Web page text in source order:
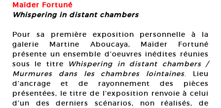
Maïder Fortuné
Whispering in distant chambers
Pour sa première exposition personnelle à la
galerie Martine Aboucaya, Maïder Fortuné
présente un ensemble d’oeuvres inédites réunies
sous le titre Whispering in distant chambers /
Murmures dans les chambres lointaines. Lieu
d’ancrage et de rayonnement des pièces
présentées, le titre de l’exposition renvoie à celui
d’un des derniers scénarios, non réalisés, de